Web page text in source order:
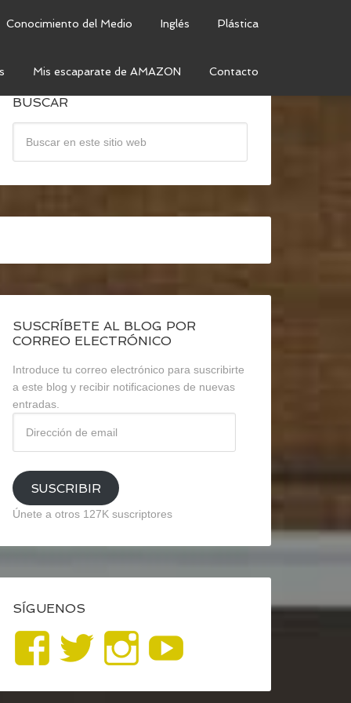
Conocimiento del Medio Inglés Plástica
Mis escaparate de AMAZON Contacto
BUSCAR
SUSCRÍBETE AL BLOG POR
CORREO ELECTRÓNICO
Introduce tu correo electrónico para suscribirte
a este blog y recibir notificaciones de nuevas
entradas.
email
SUSCRIBIR
Únete a otros 127K suscriptores
SÍGUENOS
Ver
perfil
Ver
perfil
Ver
perfil